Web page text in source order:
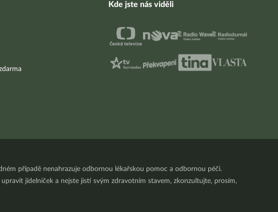
Kde jste nás viděli
případě nenahrazuje odbornou lékařskou pomoc a odbornou péči.
jídelníček a nejste jistí svým zdravotním stavem, zkonzultujte, prosím,